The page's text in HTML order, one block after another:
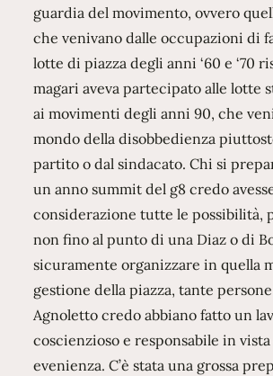
guardia del movimento, ovvero
che venivano dalle occupazioni di
lotte di piazza degli anni ‘60 e ‘70
magari aveva partecipato alle lotte
ai movimenti degli anni 90, che
mondo della disobbedienza
partito o dal sindacato. Chi si
un anno summit del g8 credo
considerazione tutte le possibilità,
non fino al punto di una Diaz o di
sicuramente organizzare in quella
gestione della piazza, tante
Agnoletto credo abbiano fatto un
coscienzioso e responsabile in
evenienza. C’è stata una grossa